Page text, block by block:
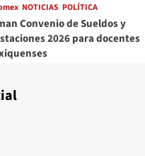
NOTICIAS POLÍTICA
Convenio de Sueldos y
2026 para docentes